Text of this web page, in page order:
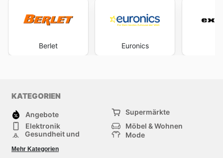
Berlet Euronics
KATEGORIEN
Angebote
Supermärkte
Elektronik
Möbel & Wohnen
Gesundheit und
Mode
Sportartikel und
Mehr Kategorien